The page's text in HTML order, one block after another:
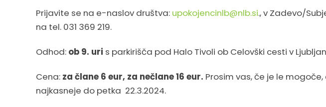
Prijavite se na e-naslov društva: upokojencinlb@nlb.si., v Zadevo/
na tel. 031 369 219.
Odhod: ob 9. uri s parkirišča pod Halo Tivoli ob Celovški cesti v
Cena: za člane 6 eur, za nečlane 16 eur. Prosim vas, če je le
najkasneje do petka 22.3.2024.